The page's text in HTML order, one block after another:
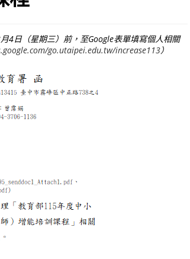
4日（星期三）前，至Google表單填寫個人相關
go.utaipei.edu.tw/increase113）